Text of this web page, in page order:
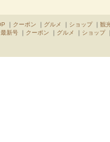
｜ クーポン ｜ グルメ ｜ ショップ｜ 観
最新号｜ クーポン ｜ グルメ ｜ ショップ｜